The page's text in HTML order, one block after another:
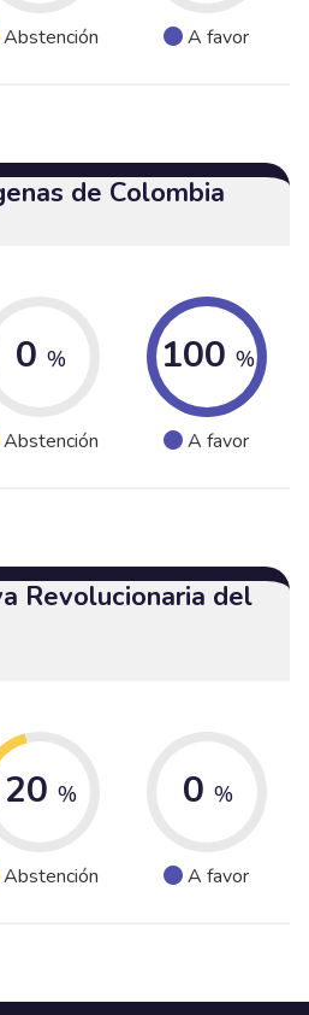
Abstención A favor
de Colombia
0 %
Abstención
100 %
A favor
Revolucionaria del
20 %
Abstención
0 %
A favor